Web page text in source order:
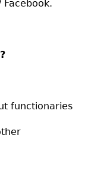
functionaries